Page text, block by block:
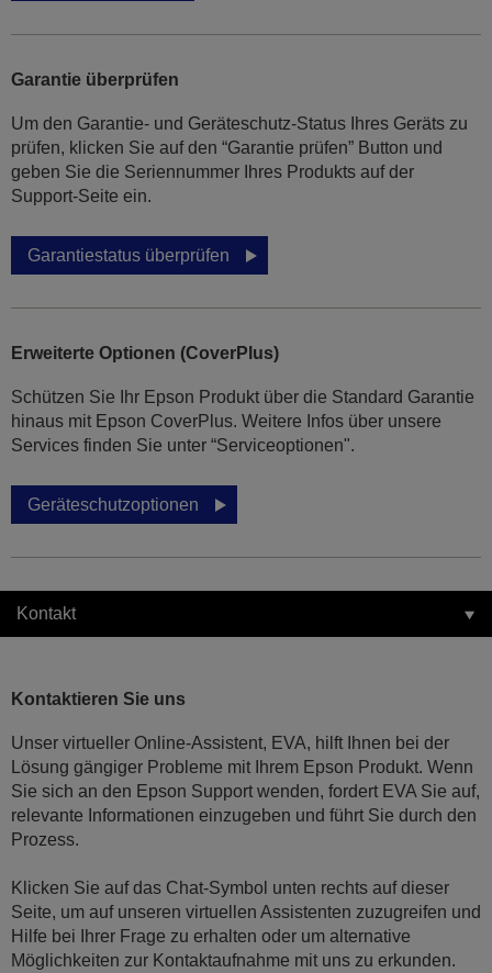
Garantie überprüfen
Um den Garantie- und Geräteschutz-Status Ihres Geräts zu
prüfen, klicken Sie auf den “Garantie prüfen” Button und
geben Sie die Seriennummer Ihres Produkts auf der
Support-Seite ein.
Garantiestatus überprüfen
Erweiterte Optionen (CoverPlus)
Schützen Sie Ihr Epson Produkt über die Standard Garantie
hinaus mit Epson CoverPlus. Weitere Infos über unsere
Services finden Sie unter “Serviceoptionen".
Geräteschutzoptionen
Kontakt
Kontaktieren Sie uns
Unser virtueller Online-Assistent, EVA, hilft Ihnen bei der
Lösung gängiger Probleme mit Ihrem Epson Produkt. Wenn
Sie sich an den Epson Support wenden, fordert EVA Sie auf,
relevante Informationen einzugeben und führt Sie durch den
Prozess.
Klicken Sie auf das Chat-Symbol unten rechts auf dieser
Seite, um auf unseren virtuellen Assistenten zuzugreifen und
Hilfe bei Ihrer Frage zu erhalten oder um alternative
Möglichkeiten zur Kontaktaufnahme mit uns zu erkunden.